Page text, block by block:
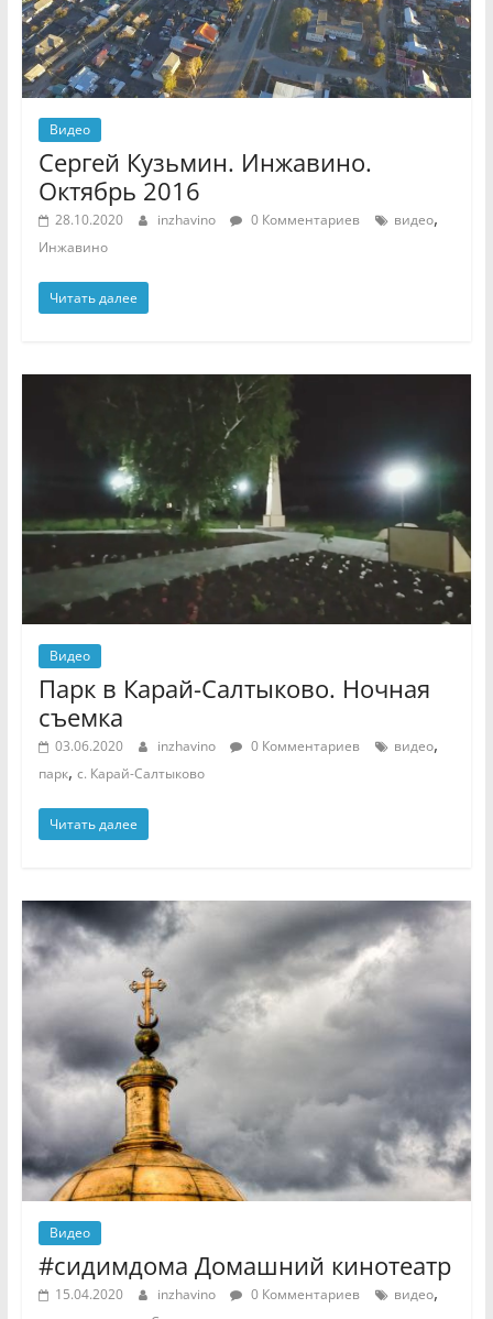
Видео
Сергей Кузьмин. Инжавино.
Октябрь 2016
28.10.2020 inzhavino 0 Комментариев видео,
Инжавино
Читать далее
Видео
Парк в Карай-Салтыково. Ночная
съемка
03.06.2020 inzhavino 0 Комментариев видео,
парк, с. Карай-Салтыково
Читать далее
Видео
#сидимдома Домашний кинотеатр
15.04.2020 inzhavino 0 Комментариев видео,